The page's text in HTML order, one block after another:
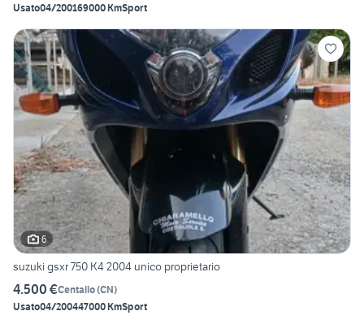
Usato04/200169000 KmSport
6
suzuki gsxr 750 K4 2004 unico proprietario
4.500 €Centallo(CN)
Usato04/200447000 KmSport